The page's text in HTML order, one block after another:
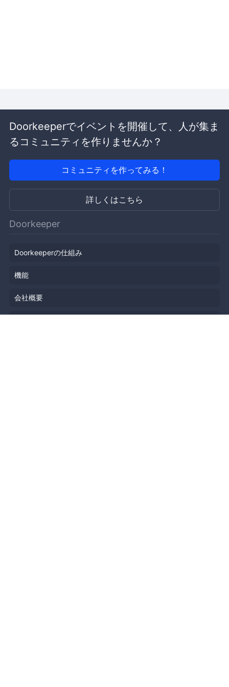
Doorkeeperでイベントを開催して、人が集ま
るコミュニティを作りませんか？
コミュニティを作ってみる！
詳しくはこちら
Doorkeeper
Doorkeeperの仕組み
機能
会社概要